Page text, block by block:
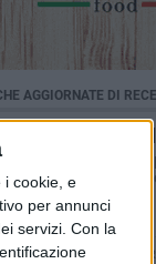
i cookie, e
per annunci
servizi. Con la
AGGIORNATE DI
Il Ponte
Romanzo
dott.
ANTONIO